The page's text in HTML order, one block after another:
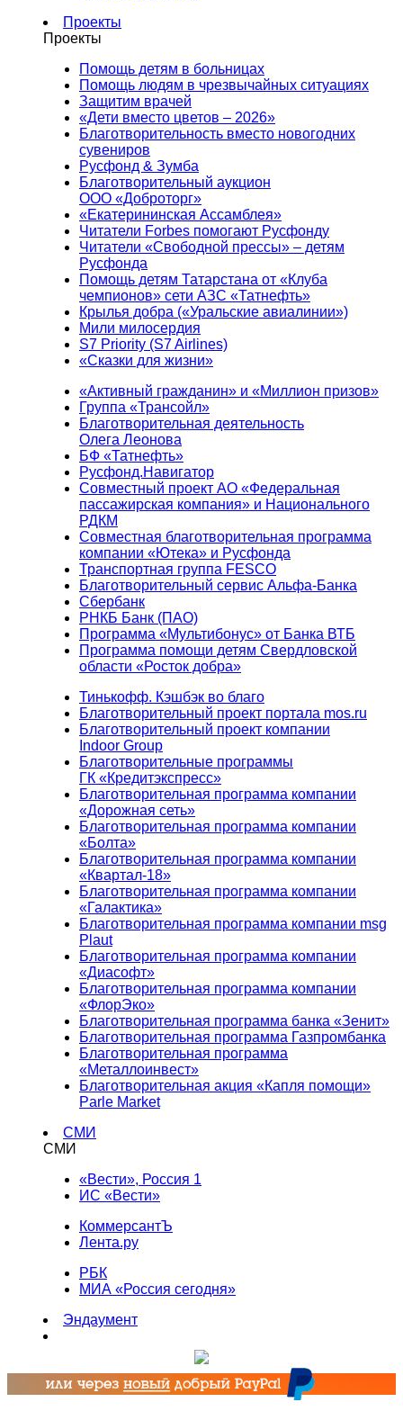
Проекты
Проекты
Помощь детям в больницах
Помощь людям в чрезвычайных ситуациях
Защитим врачей
«Дети вместо цветов – 2026»
Благотворительность вместо новогодних
сувениров
Русфонд & Зумба
Благотворительный аукцион
ООО «Доброторг»
«Екатерининская Ассамблея»
Читатели Forbes помогают Русфонду
Читатели «Свободной прессы» – детям
Русфонда
Помощь детям Татарстана от «Клуба
чемпионов» сети АЗС «Татнефть»
Крылья добра («Уральские авиалинии»)
Мили милосердия
S7 Priority (S7 Airlines)
«Сказки для жизни»
«Активный гражданин» и «Миллион призов»
Группа «Трансойл»
Благотворительная деятельность
Олега Леонова
БФ «Татнефть»
Русфонд.Навигатор
Совместный проект АО «Федеральная
пассажирская компания» и Национального
РДКМ
Совместная благотворительная программа
компании «Ютека» и Русфонда
Транспортная группа FESCO
Благотворительный сервис Альфа-Банка
Сбербанк
РНКБ Банк (ПАО)
Программа «Мультибонус» от Банка ВТБ
Программа помощи детям Свердловской
области «Росток добра»
Тинькофф. Кэшбэк во благо
Благотворительный проект портала mos.ru
Благотворительный проект компании
Indoor Group
Благотворительные программы
ГК «Кредитэкспресс»
Благотворительная программа компании
«Дорожная сеть»
Благотворительная программа компании
«Болта»
Благотворительная программа компании
«Квартал-18»
Благотворительная программа компании
«Галактика»
Благотворительная программа компании msg
Plaut
Благотворительная программа компании
«Диасофт»
Благотворительная программа компании
«ФлорЭко»
Благотворительная программа банка «Зенит»
Благотворительная программа Газпромбанка
Благотворительная программа
«Металлоинвест»
Благотворительная акция «Капля помощи»
Parle Market
СМИ
СМИ
«Вести», Россия 1
ИС «Вести»
КоммерсантЪ
Лента.ру
РБК
МИА «Россия сегодня»
Эндаумент